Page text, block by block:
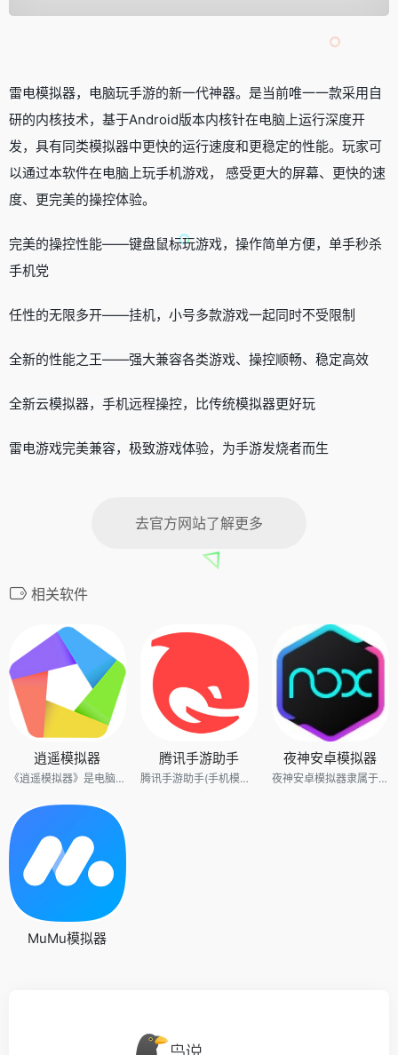
雷电模拟器，电脑玩手游的新一代神器。是当前唯一一款采用自
研的内核技术，基于Android版本内核针在电脑上运行深度开
发，具有同类模拟器中更快的运行速度和更稳定的性能。玩家可
以通过本软件在电脑上玩手机游戏， 感受更大的屏幕、更快的速
度、更完美的操控体验。
完美的操控性能——键盘鼠标玩游戏，操作简单方便，单手秒杀
手机党
任性的无限多开——挂机，小号多款游戏一起同时不受限制
全新的性能之王——强大兼容各类游戏、操控顺畅、稳定高效
全新云模拟器，手机远程操控，比传统模拟器更好玩
雷电游戏完美兼容，极致游戏体验，为手游发烧者而生
去官方网站了解更多
相关软件
逍遥模拟器
《逍遥模拟器》是电脑上玩手游测试性能超好的安卓模拟器，运行速度快、流畅不卡顿，支持2K极清画质，支持120帧率，较同类安卓模拟器产品更节省电脑资源，长时间玩更稳定，是非常多手游主播直播的软件。
腾讯手游助手
腾讯手游助手(手机模拟器)是新一代安卓模拟器,完美兼容X86/AMD，与传统的安卓模拟器相比，在性能、稳定性、兼容性等方面优胜同类安卓手机模拟器!
夜神安卓模拟器
夜神安卓模拟器隶属于北京多点在线科技有限公司。北京多点在线科技有限公司是一家，致力于打造业界领先的手机游戏模拟器，完成移动端游戏的PC化，并构建新的分发渠道及生态的科技企业。夜神安卓模拟器——电脑玩手游的新一代神器！让移动互联网再无边界，打造电脑上的移动互联网，有效融合移动端和PC端的应用，更好的服务于当下的互联生活。
MuMu模拟器